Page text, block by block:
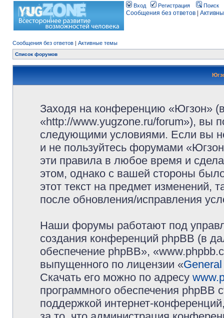
Вход Регистрация Поиск
Сообщения без ответов
Сообщения без ответов | Активные темы
Список форумов
Заходя на конференцию «Югзон»
«http://www.yugzone.ru/forum»), вы
следующими условиями. Если вы
и не пользуйтесь форумами
эти правила в любое время и
этом, однако с вашей стороны
этот текст на предмет изменений,
после обновления/исправления
Наши форумы работают под
создания конференций phpBB (в
обеспечение phpBB»,
выпущенного по лицензии «
Скачать его можно по адресу
программного обеспечения phpBB
поддержкой интернет-